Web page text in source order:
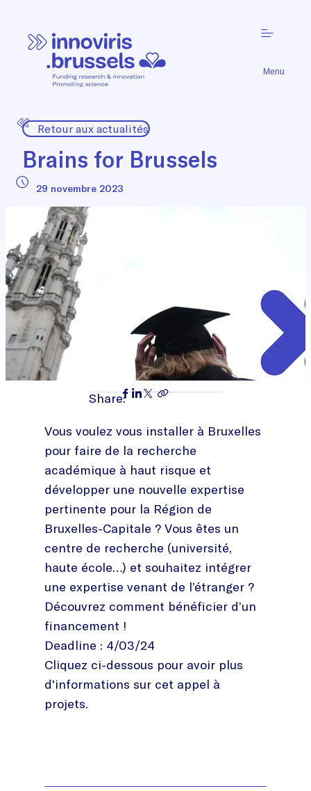
Menu
Retour aux actualités
Brains for Brussels
29 novembre 2023
Share:
Vous voulez vous installer à Bruxelles
pour faire de la recherche
académique à haut risque et
développer une nouvelle expertise
pertinente pour la Région de
Bruxelles-Capitale ? Vous êtes un
centre de recherche (université,
haute école…) et souhaitez intégrer
une expertise venant de l’étranger ?
Découvrez comment bénéficier d’un
financement !
Deadline : 4/03/24
Cliquez ci-dessous pour avoir plus
d'informations sur cet appel à
projets.